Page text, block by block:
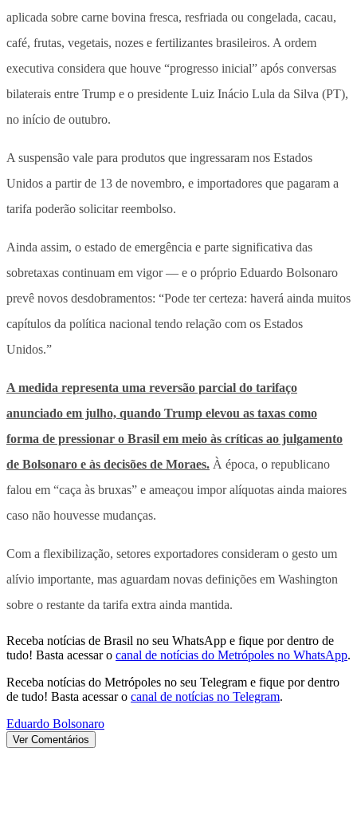
aplicada sobre carne bovina fresca, resfriada ou congelada, cacau,
café, frutas, vegetais, nozes e fertilizantes brasileiros. A ordem
executiva considera que houve “progresso inicial” após conversas
bilaterais entre Trump e o presidente Luiz Inácio Lula da Silva (PT),
no início de outubro.
A suspensão vale para produtos que ingressaram nos Estados
Unidos a partir de 13 de novembro, e importadores que pagaram a
tarifa poderão solicitar reembolso.
Ainda assim, o estado de emergência e parte significativa das
sobretaxas continuam em vigor — e o próprio Eduardo Bolsonaro
prevê novos desdobramentos: “Pode ter certeza: haverá ainda muitos
capítulos da política nacional tendo relação com os Estados
Unidos.”
A medida representa uma reversão parcial do tarifaço
anunciado em julho, quando Trump elevou as taxas como
forma de pressionar o Brasil em meio às críticas ao julgamento
de Bolsonaro e às decisões de Moraes. À época, o republicano
falou em “caça às bruxas” e ameaçou impor alíquotas ainda maiores
caso não houvesse mudanças.
Com a flexibilização, setores exportadores consideram o gesto um
alívio importante, mas aguardam novas definições em Washington
sobre o restante da tarifa extra ainda mantida.
Receba notícias de Brasil no seu WhatsApp e fique por dentro de
tudo! Basta acessar o canal de notícias do Metrópoles no WhatsApp.
Receba notícias do Metrópoles no seu Telegram e fique por dentro
de tudo! Basta acessar o canal de notícias no Telegram.
Eduardo Bolsonaro
Ver Comentários